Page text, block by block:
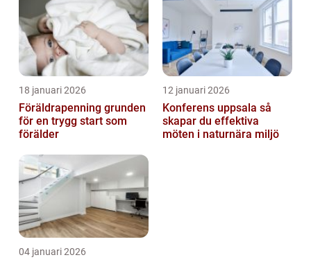
18 januari 2026
Föräldrapenning grunden
för en trygg start som
förälder
12 januari 2026
Konferens uppsala så
skapar du effektiva
möten i naturnära miljö
04 januari 2026